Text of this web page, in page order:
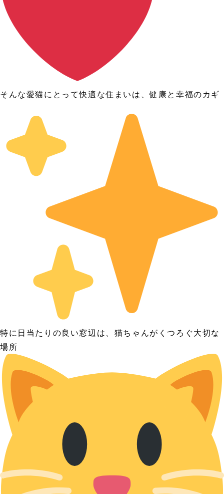
そんな愛猫にとって快適な住まいは、健康と幸福のカギ
特に日当たりの良い窓辺は、猫ちゃんがくつろぐ大切な
場所